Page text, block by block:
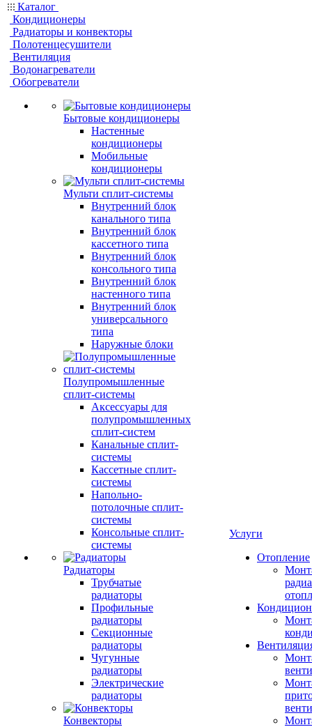
Каталог
Кондиционеры
Радиаторы и конвекторы
Полотенцесушители
Вентиляция
Водонагреватели
Обогреватели
Бытовые кондиционеры
Настенные
кондиционеры
Мобильные
кондиционеры
Мульти сплит-системы
Внутренний блок
канального типа
Внутренний блок
кассетного типа
Внутренний блок
консольного типа
Внутренний блок
настенного типа
Внутренний блок
универсального
типа
Наружные блоки
Полупромышленные
сплит-системы
Аксессуары для
полупромышленных
сплит-систем
Канальные сплит-
системы
Кассетные сплит-
системы
Напольно-
потолочные сплит-
системы
Консольные сплит-
системы
Радиаторы
Трубчатые
радиаторы
Профильные
радиаторы
Секционные
радиаторы
Чугунные
радиаторы
Электрические
радиаторы
Конвекторы
Услуги
Отопление